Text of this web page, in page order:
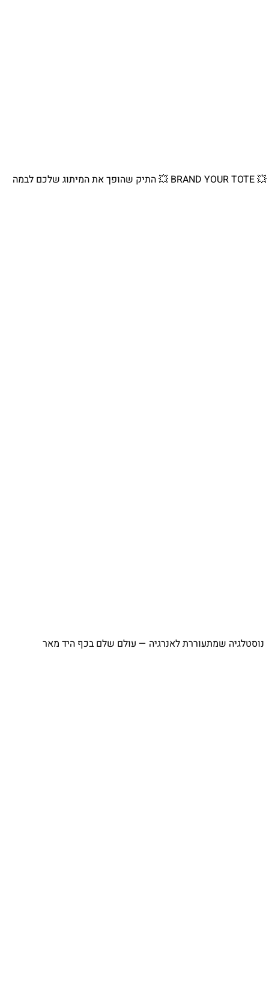
💥 BRAND YOUR TOTE 💥 התיק שהופך את המיתוג שלכם לבמה
⁨ נוסטלגיה שמתעוררת לאנרגיה — עולם שלם בכף היד מאר